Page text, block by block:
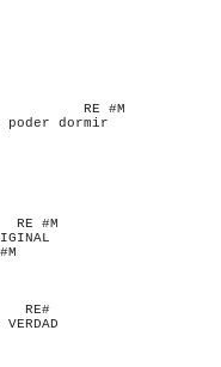
RE #M
dormir
#M
RE#
VERDAD